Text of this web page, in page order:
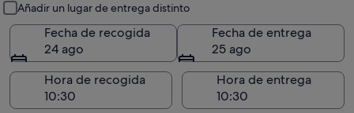
Añadir un lugar de entrega distinto
Fecha de recogida
24 ago
Fecha de entrega
25 ago
Hora de recogida
Hora de entrega